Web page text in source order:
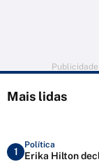
Publicidade
Mais lidas
1
Política
Erika Hilton